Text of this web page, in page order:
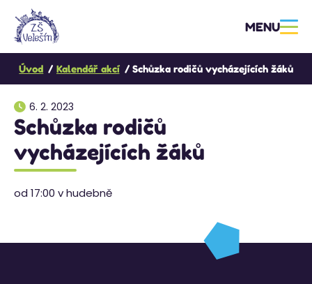
MENU
Úvod Kalendář akcí Schůzka rodičů vycházejících žáků
6. 2. 2023
Schůzka rodičů
vycházejících žáků
od 17:00 v hudebně